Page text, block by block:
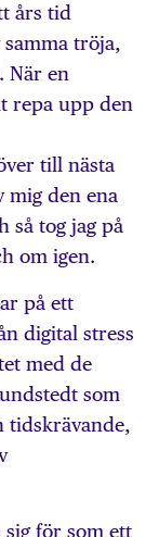
års tid
tröja,
När en
repa upp den
till nästa
mig den ena
så tog jag på
om igen.
på ett
digital stress
med de
som
tidskrävande,
för som ett